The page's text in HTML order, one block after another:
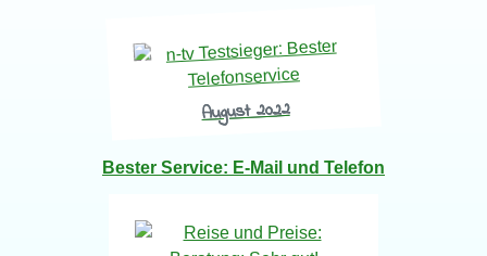
August 2022
Bester Service: E-Mail und Telefon